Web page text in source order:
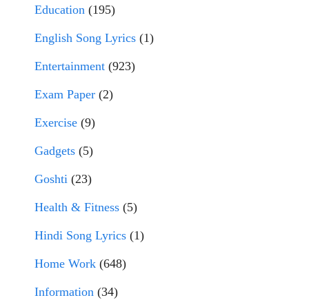
Education (195)
English Song Lyrics (1)
Entertainment (923)
Exam Paper (2)
Exercise (9)
Gadgets (5)
Goshti (23)
Health & Fitness (5)
Hindi Song Lyrics (1)
Home Work (648)
Information (34)